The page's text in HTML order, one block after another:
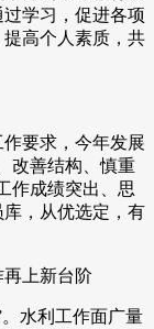
学习，促进各项
高个人素质，共
要求，今年发展
改善结构、慎重
作成绩突出、思
，从优选定，有
再上新台阶
。水利工作面广量